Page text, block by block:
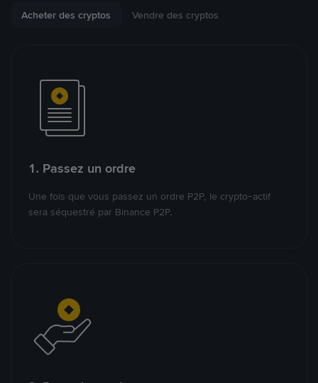
Acheter des cryptos Vendre des cryptos
1. Passez un ordre
Une fois que vous passez un ordre P2P, le crypto-actif
sera séquestré par Binance P2P.